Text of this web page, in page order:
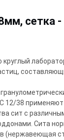
сетка
круглый
12/38
сит с
Сита
(нержавеющая